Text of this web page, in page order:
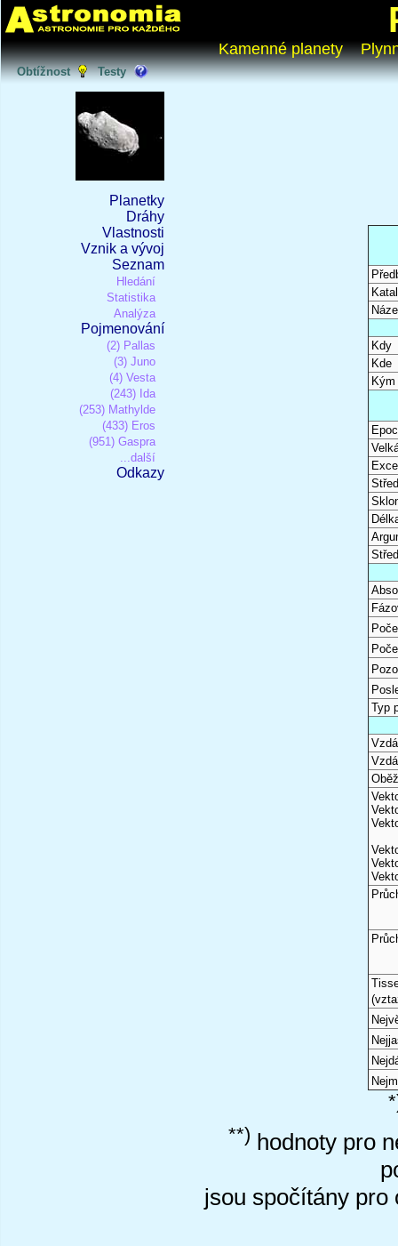
Kamenné planety
Obtížnost Testy
Planetky
Dráhy
Vlastnosti
Vznik a vývoj
Seznam
Hledání
Statistika
Analýza
Pojmenování
(2) Pallas
(3) Juno
(4) Vesta
(243) Ida
(253) Mathylde
(433) Eros
(951) Gaspra
...další
Odkazy
Kdy
Kde
Kým
Typ
**) hodnoty pro
jsou spočítány pro